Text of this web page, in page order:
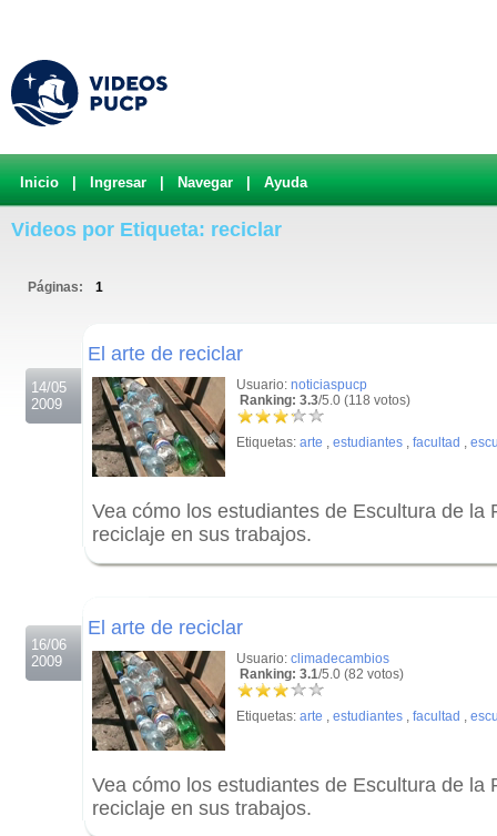
Inicio Ingresar Navegar Ayuda
Videos por Etiqueta: reciclar
Páginas: 1
14/05
2009
El arte de reciclar
Usuario: noticiaspucp
Ranking: 3.3/5.0 (118 votos)
Etiquetas: arte , estudiantes , facultad ,
Vea cómo los estudiantes de Escultura de la
reciclaje en sus trabajos.
16/06
2009
El arte de reciclar
Usuario: climadecambios
Ranking: 3.1/5.0 (82 votos)
Etiquetas: arte , estudiantes , facultad ,
Vea cómo los estudiantes de Escultura de la
reciclaje en sus trabajos.